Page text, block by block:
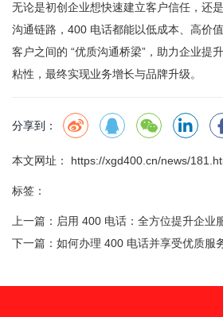
无论是初创企业想快速建立客户信任，还
沟通链路，400 电话都能以低成本、高价
客户之间的 “优质沟通桥梁”，助力企业提
粘性，最终实现业务增长与品牌升级。
分享到：
本文网址： https://xgd400.cn/news/
标签：
上一篇： 启用 400 电话：全方位提升企业
下一篇： 如何办理 400 电话并享受优质服